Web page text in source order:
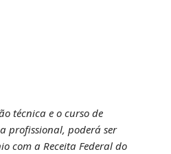
técnica e o curso de
profissional, poderá ser
com a Receita Federal do